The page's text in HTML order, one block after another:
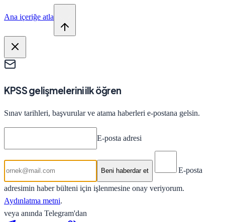
Ana içeriğe atla
KPSS gelişmelerini ilk öğren
Sınav tarihleri, başvurular ve atama haberleri e-postana gelsin.
E-posta adresi
Beni haberdar et E-posta
adresimin haber bülteni için işlenmesine onay veriyorum.
Aydınlatma metni.
veya anında Telegram'dan